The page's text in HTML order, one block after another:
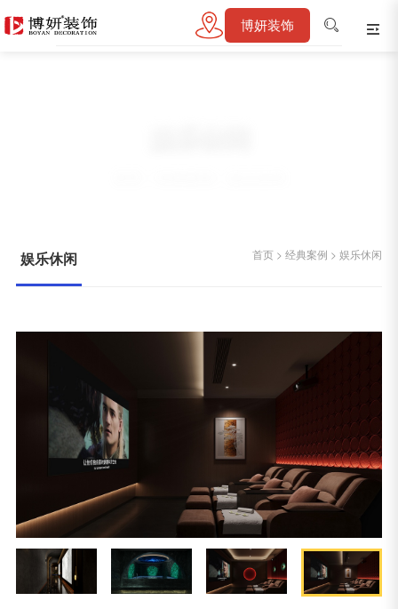
博妍装饰
娱乐休闲 首页 >经典案例 >娱乐休闲